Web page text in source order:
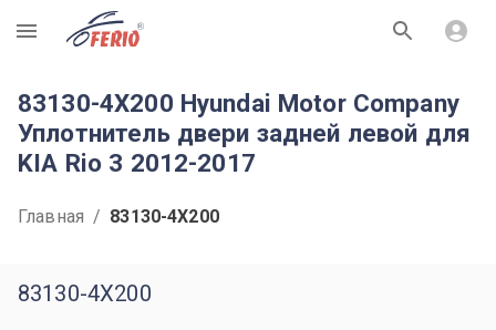
R
83130-4X200 Hyundai Motor Company
Уплотнитель двери задней левой для
KIA Rio 3 2012-2017
Главная / 83130-4X200
83130-4X200